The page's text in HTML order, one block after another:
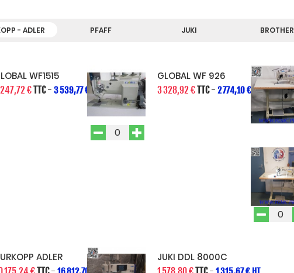
- ADLER PFAFF JUKI BROTHER
WF1515
€TTC-3 539,77 € HT
GLOBAL WF 926
3 328,92 €TTC- 2 774,10 € HT
ADLER JUKI DDL 8000C